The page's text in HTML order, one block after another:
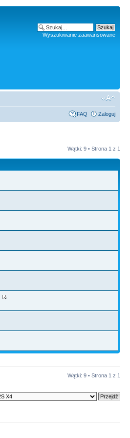
Wyszukiwanie zaawansowane
FAQ Zaloguj
Wątki: 9 • Strona 1 z 1
Wątki: 9 • Strona 1 z 1